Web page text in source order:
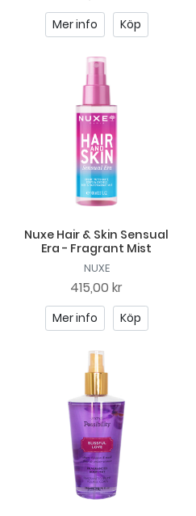
Mer info Köp
Nuxe Hair & Skin Sensual
Era - Fragrant Mist
NUXE
415,00 kr
Mer info Köp